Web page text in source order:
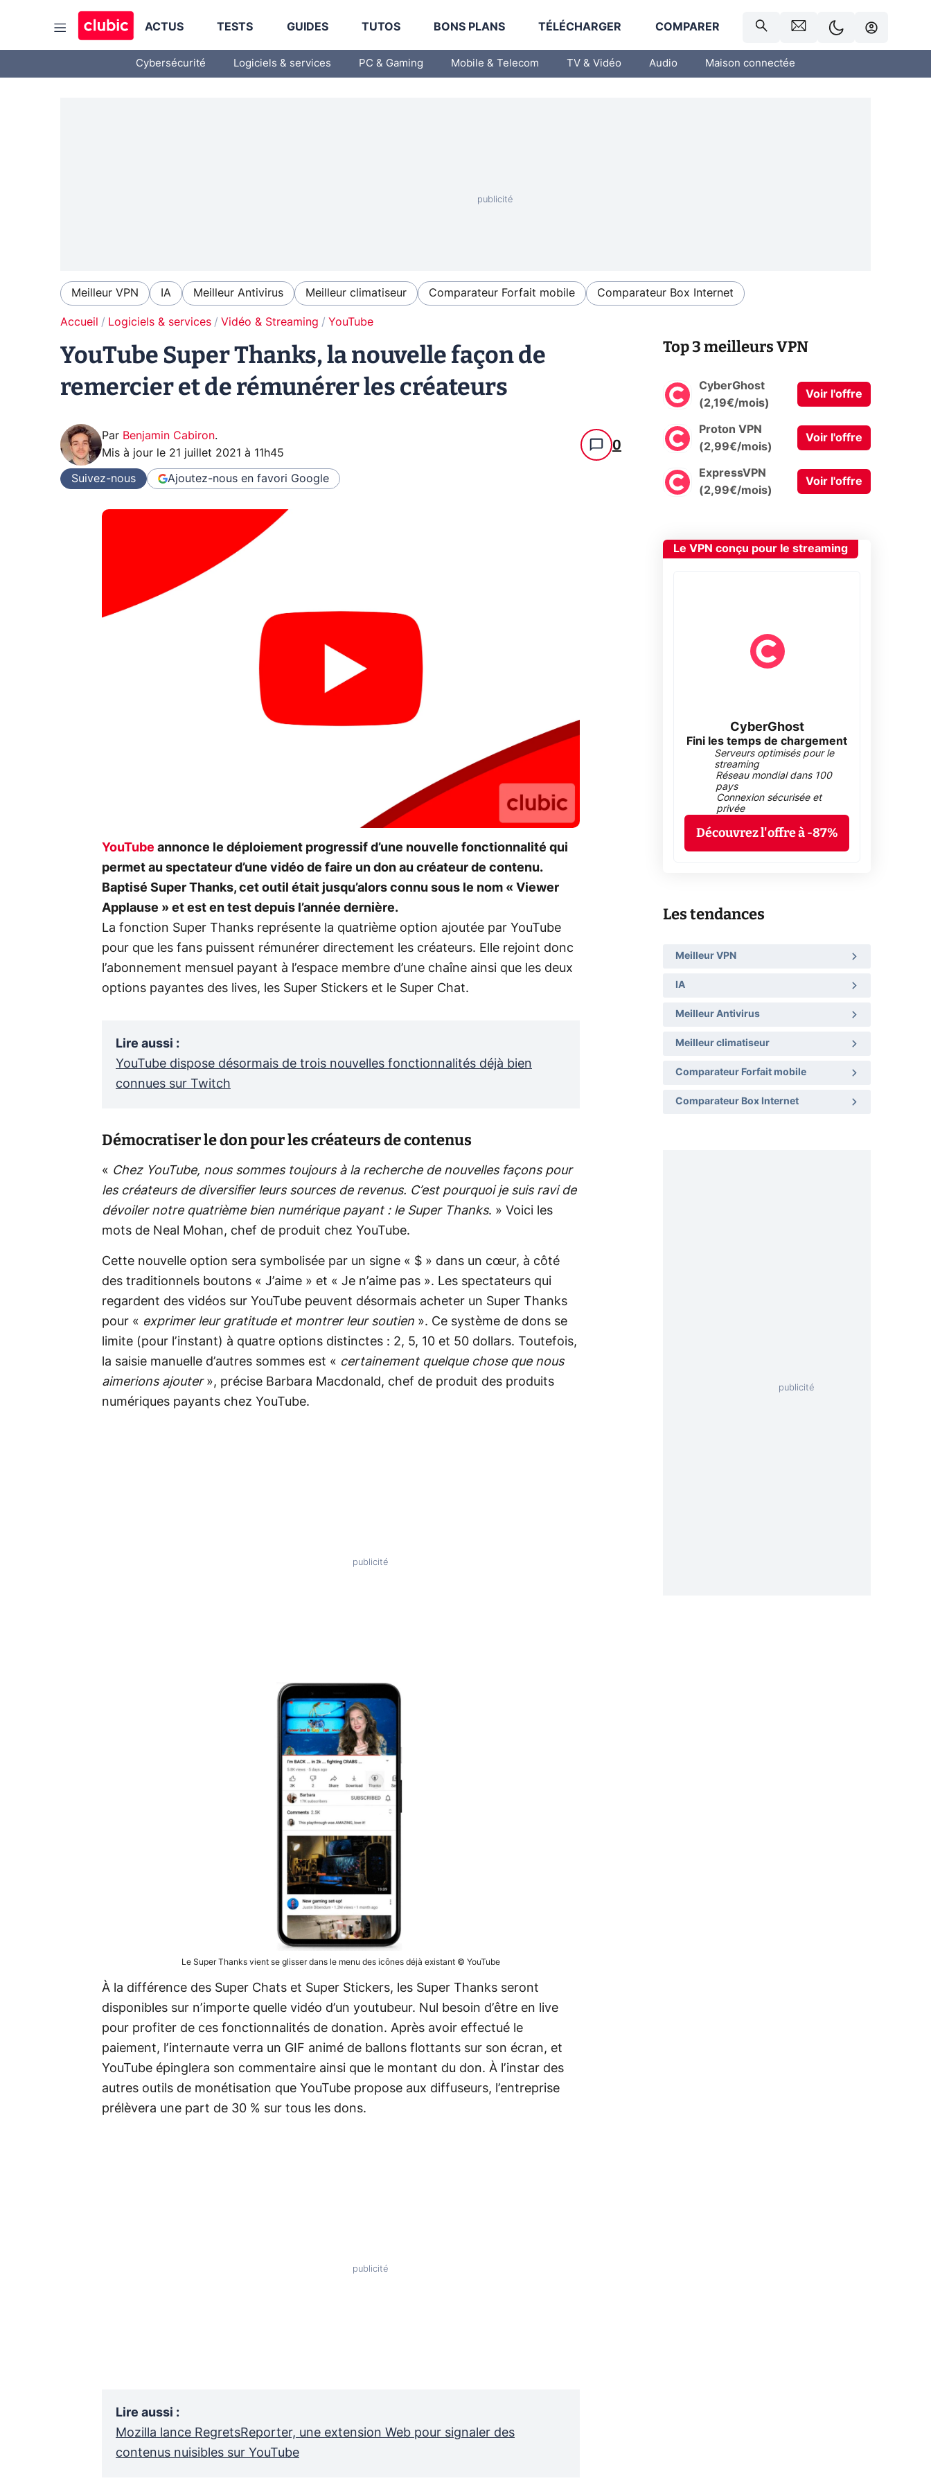
ACTUS TESTS GUIDES TUTOS BONS PLANS TÉLÉCHARGER COMPARER
Cybersécurité Logiciels & services PC & Gaming Mobile & Telecom TV & Vidéo Audio Maison connectée
Meilleur VPN IA Meilleur Antivirus Meilleur climatiseur Comparateur Forfait mobile Comparateur Box Internet
Accueil Logiciels & services Vidéo & Streaming YouTube
YouTube Super Thanks, la nouvelle façon de
remercier et de rémunérer les créateurs
Par Benjamin Cabiron.
Mis à jour le 21 juillet 2021 à 11h45 0
Suivez-nous Ajoutez-nous en favori Google
YouTube annonce le déploiement progressif d’une nouvelle fonctionnalité qui
permet au spectateur d’une vidéo de faire un don au créateur de contenu.
Baptisé Super Thanks, cet outil était jusqu’alors connu sous le nom « Viewer
Applause » et est en test depuis l’année dernière.
La fonction Super Thanks représente la quatrième option ajoutée par YouTube
pour que les fans puissent rémunérer directement les créateurs. Elle rejoint donc
l’abonnement mensuel payant à l’espace membre d’une chaîne ainsi que les deux
options payantes des lives, les Super Stickers et le Super Chat.
Lire aussi :
YouTube dispose désormais de trois nouvelles fonctionnalités déjà bien
connues sur Twitch
Démocratiser le don pour les créateurs de contenus
« Chez YouTube, nous sommes toujours à la recherche de nouvelles façons pour
les créateurs de diversifier leurs sources de revenus. C’est pourquoi je suis ravi de
dévoiler notre quatrième bien numérique payant : le Super Thanks. » Voici les
mots de Neal Mohan, chef de produit chez YouTube.
Cette nouvelle option sera symbolisée par un signe « $ » dans un cœur, à côté
des traditionnels boutons « J’aime » et « Je n’aime pas ». Les spectateurs qui
regardent des vidéos sur YouTube peuvent désormais acheter un Super Thanks
pour « exprimer leur gratitude et montrer leur soutien ». Ce système de dons se
limite (pour l’instant) à quatre options distinctes : 2, 5, 10 et 50 dollars. Toutefois,
la saisie manuelle d’autres sommes est « certainement quelque chose que nous
aimerions ajouter », précise Barbara Macdonald, chef de produit des produits
numériques payants chez YouTube.
Le Super Thanks vient se glisser dans le menu des icônes déjà existant © YouTube
À la différence des Super Chats et Super Stickers, les Super Thanks seront
disponibles sur n’importe quelle vidéo d’un youtubeur. Nul besoin d’être en live
pour profiter de ces fonctionnalités de donation. Après avoir effectué le
paiement, l’internaute verra un GIF animé de ballons flottants sur son écran, et
YouTube épinglera son commentaire ainsi que le montant du don. À l’instar des
autres outils de monétisation que YouTube propose aux diffuseurs, l’entreprise
prélèvera une part de 30 % sur tous les dons.
Lire aussi :
Mozilla lance RegretsReporter, une extension Web pour signaler des
contenus nuisibles sur YouTube
Top 3 meilleurs VPN
CyberGhost
(2,19€/mois)
Voir l'offre
Proton VPN
(2,99€/mois)
Voir l'offre
ExpressVPN
(2,99€/mois)
Voir l'offre
Le VPN conçu pour le streaming
CyberGhost
Fini les temps de chargement
Serveurs optimisés pour le
streaming
Réseau mondial dans 100
pays
Connexion sécurisée et
privée
Découvrez l'offre à -87%
Les tendances
Meilleur VPN
IA
Meilleur Antivirus
Meilleur climatiseur
Comparateur Forfait mobile
Comparateur Box Internet